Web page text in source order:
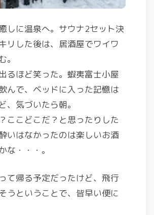
しに温泉へ。サウナ2セット決
リした後は、居酒屋でワイワ
。
るほど笑った。蝦夷富士小屋
んで、ベッドに入った記憶は
、気づいたら朝。
ここどこだ？と思ったりした
いはなかったのは楽しいお酒
な・・・。
て帰る予定だったけど、飛行
うということで、皆早い便に